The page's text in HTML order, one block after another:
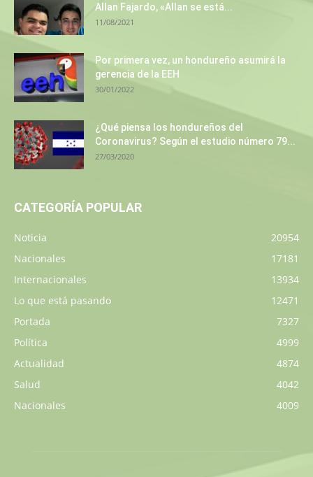
Allan Fajardo, «Allan se está...
11/08/2021
Por primera vez, un hondureño asumirá la
gerencia de la EEH
30/01/2022
¿Qué piensa los hondureños del
Coronavirus? Según el estudio número 79...
27/03/2020
CATEGORÍA POPULAR
Noticia
20954
Nacionales
17181
Internacionales
13934
Lo que está pasando
12471
Portada
7327
Política
4999
Actualidad
4874
Salud
4042
Nacionales
4009